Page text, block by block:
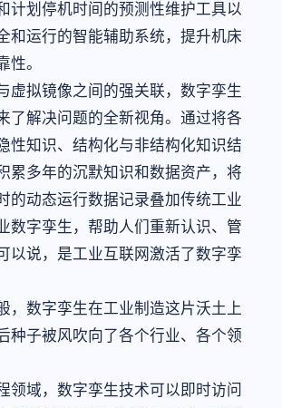
计划停机时间的预测性维护工具以
和运行的智能辅助系统，提升机床
性。
虚拟镜像之间的强关联，数字孪生
了解决问题的全新视角。通过将各
性知识、结构化与非结构化知识结
累多年的沉默知识和数据资产，将
的动态运行数据记录叠加传统工业
数字孪生，帮助人们重新认识、管
以说，是工业互联网激活了数字孪
，数字孪生在工业制造这片沃土上
种子被风吹向了各个行业、各个领
领域，数字孪生技术可以即时访问